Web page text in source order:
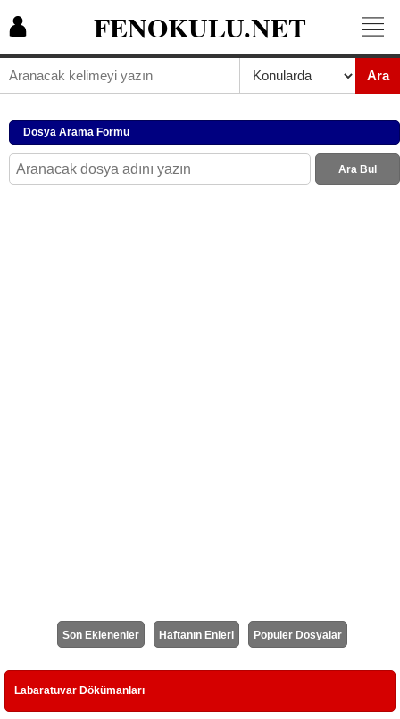
FENOKULU.NET
Ara
Dosya Arama Formu
Ara Bul
Son Eklenenler Haftanın Enleri Populer Dosyalar
Labaratuvar Dökümanları